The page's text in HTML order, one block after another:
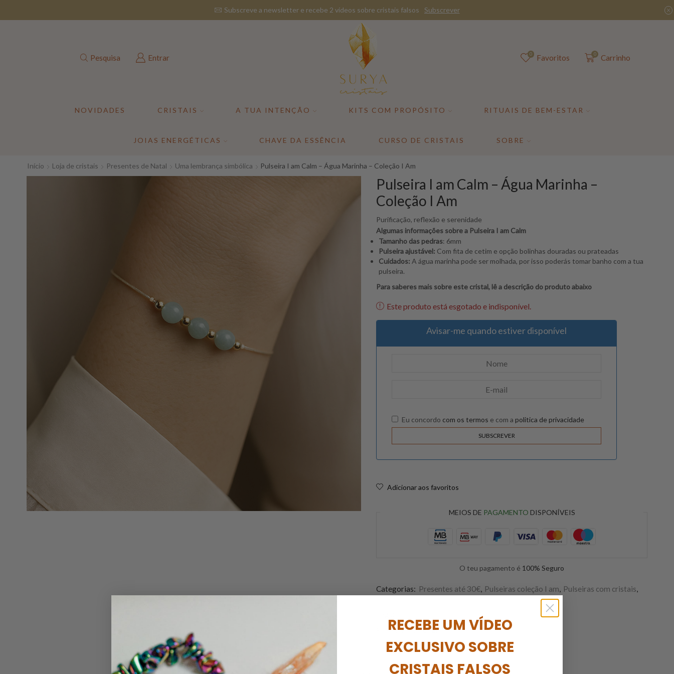
Envio gratuito para Portugal Continental e Ilhas acima de 75€
Pesquisa Entrar 0 Favoritos 0 Carrinho
NOVIDADES CRISTAIS A TUA INTENÇÃO KITS COM PROPÓSITO RITUAIS DE BEM-ESTAR
JOIAS ENERGÉTICAS CHAVE DA ESSÊNCIA CURSO DE CRISTAIS SOBRE
Início Loja de cristais Presentes de Natal Uma lembrança simbólica Pulseira I am Calm – Água Marinha – Coleção I Am
Pulseira I am Calm – Água Marinha –
Coleção I Am
Purificação, reflexão e serenidade
Algumas informações sobre a Pulseira I am Calm
Tamanho das pedras: 6mm
Pulseira ajustável: Com fita de cetim e opção bolinhas douradas ou prateadas
Cuidados:A água marinha pode ser molhada, por isso poderás tomar banho com a tua
pulseira.
Para saberes mais sobre este cristal, lê a descrição do produto abaixo
Este produto está esgotado e indisponível.
Avisar-me quando estiver disponível
Eu concordo com os termos e com a politica de privacidade
Adicionar aos favoritos
MEIOS DE PAGAMENTO DISPONÍVEIS
O teu pagamento é 100% Seguro
Categorias: Presentes até 30€, Pulseiras coleção I am, Pulseiras com cristais,
colecao iam
Share:RECEBE UM VÍDEO
EXCLUSIVO SOBRE
CRISTAIS FALSOS